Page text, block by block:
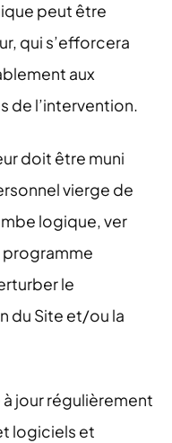
peut être
qui s’efforcera
aux
de l’intervention.
doit être muni
vierge de
logique, ver
le
du Site et/ou la
à jour régulièrement
logiciels et